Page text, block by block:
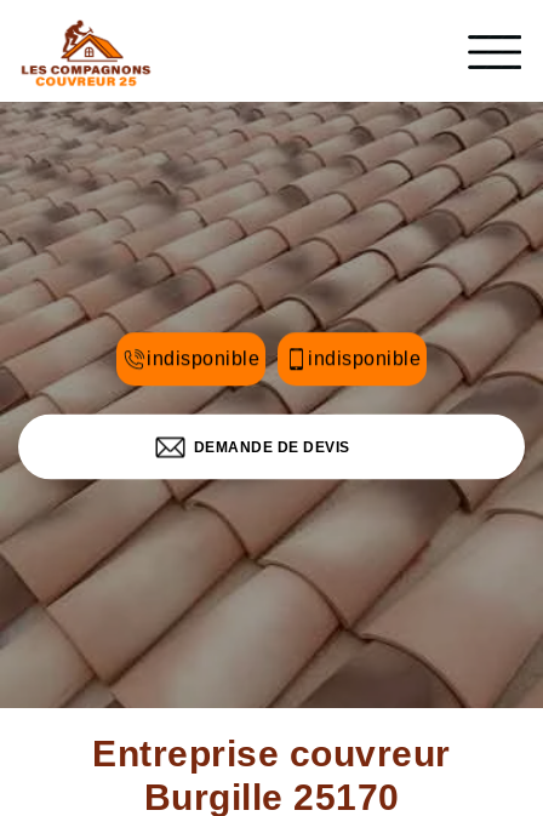
indisponible indisponible
DEMANDE DE DEVIS
Entreprise couvreur
Burgille 25170